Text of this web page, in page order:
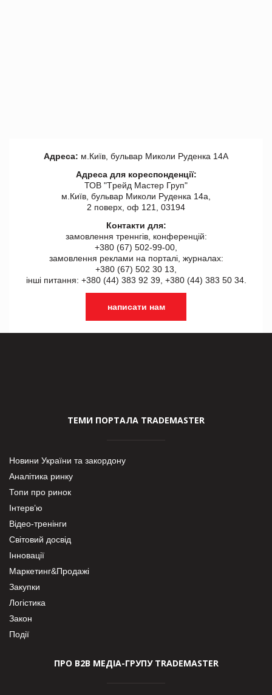
Адреса: м.Київ, бульвар Миколи Руденка 14А
Адреса для кореспонденції:
ТОВ "Tрейд Мастер Груп"
м.Київ, бульвар Миколи Руденка 14а,
2 поверх, оф 121, 03194
Контакти для:
замовлення треннгів, конференцій:
+380 (67) 502-99-00,
замовлення реклами на порталі, журналах:
+380 (67) 502 30 13,
інші питання: +380 (44) 383 92 39, +380 (44) 383 50 34.
написати нам
ТЕМИ ПОРТАЛА TRADEMASTER
Новини України та закордону
Аналітика ринку
Топи про ринок
Інтерв’ю
Відео-тренінги
Світовий досвід
Інновації
Маркетинг&Продажі
Закупки
Логістика
Закон
Події
ПРО В2В МЕДІА-ГРУПУ TRADEMASTER